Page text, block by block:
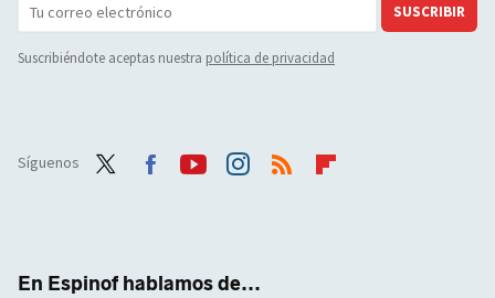
SUSCRIBIR
Suscribiéndote aceptas nuestra política de privacidad
Síguenos
En Espinof hablamos de...